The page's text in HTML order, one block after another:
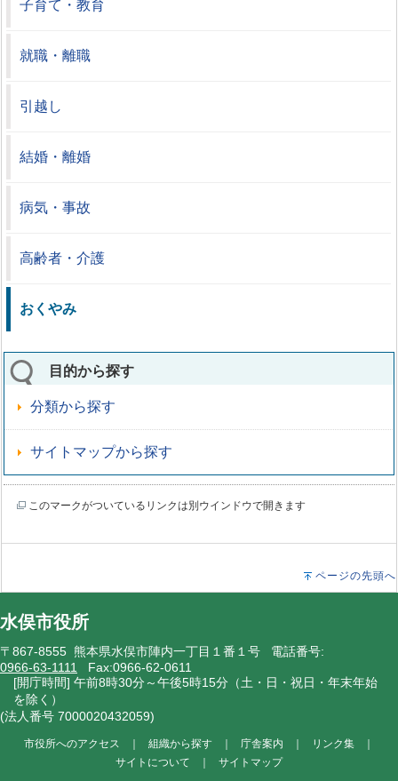
子育て・教育
就職・離職
引越し
結婚・離婚
病気・事故
高齢者・介護
おくやみ
目的から探す
分類から探す
サイトマップから探す
このマークがついているリンクは別ウインドウで開きます
ページの先頭へ
水俣市役所
〒867-8555 熊本県水俣市陣内一丁目１番１号 電話番号:
0966-63-1111 Fax:0966-62-0611
[開庁時間] 午前8時30分～午後5時15分（土・日・祝日・年末年始
を除く）
(法人番号 7000020432059)
市役所へのアクセス 組織から探す 庁舎案内 リンク集
サイトについて
サイトマップ